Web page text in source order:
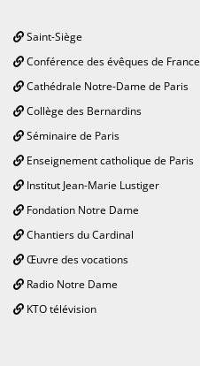
Saint-Siège
Conférence des évêques de France
Cathédrale Notre-Dame de Paris
Collège des Bernardins
Séminaire de Paris
Enseignement catholique de Paris
Institut Jean-Marie Lustiger
Fondation Notre Dame
Chantiers du Cardinal
Œuvre des vocations
Radio Notre Dame
KTO télévision